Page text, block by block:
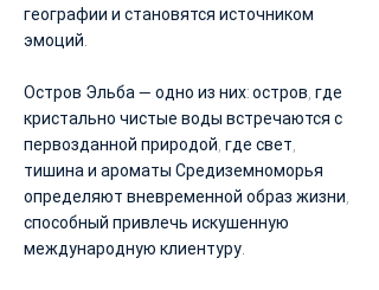
географии и становятся источником
эмоций.
Остров Эльба — одно из них: остров, где
кристально чистые воды встречаются с
первозданной природой, где свет,
тишина и ароматы Средиземноморья
определяют вневременной образ жизни,
способный привлечь искушенную
международную клиентуру.